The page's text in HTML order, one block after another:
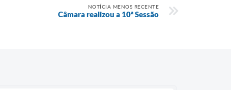
NOTÍCIA MENOS RECENTE
Câmara realizou a 10ª Sessão